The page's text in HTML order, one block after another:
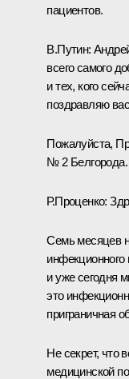
пациентов.
В.Путин:
всего самого
и тех, кого
поздравляю
Пожалуйста,
№ 2 Белгорода.
Р.Проценко:
Семь месяцев
и уже сегодня
это
приграничная
Не секрет, что
медицинской